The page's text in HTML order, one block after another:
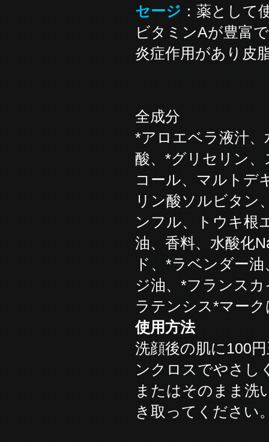
セージ ：薬として
ビタミンAが豊富
炎症作用があり皮
全成分
*アロエベラ液汁
酸、*グリセリン
コール、マルトデ
リン酸ソルビタン
ンフル、トウキ根
油、香料、水酸化
ド、*ラベンダー
ジ油、*フランス
ラテンシス*マー
使用方法
洗顔後の肌に100
ンクロスでやさし
またはそのまま洗
き取ってください